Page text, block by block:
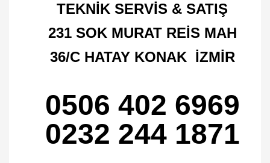
TEKNİK SERVİS & SATIŞ
231 SOK MURAT REİS MAH
36/C HATAY KONAK İZMİR
0506 402 6969
0232 244 1871